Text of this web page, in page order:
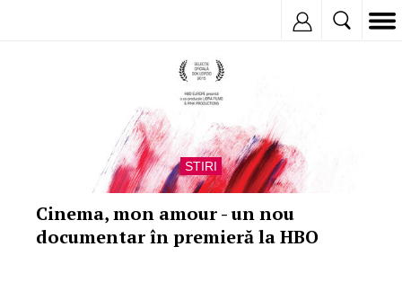
STIRI
Cinema, mon amour - un nou
documentar în premieră la HBO